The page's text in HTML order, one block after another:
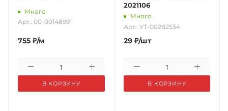
Много
Арт.: 00-00148991
755 ₽/м
В КОРЗИНУ
2021106
Много
Арт.: УТ-00282534
29₽/шт
В КОРЗИНУ